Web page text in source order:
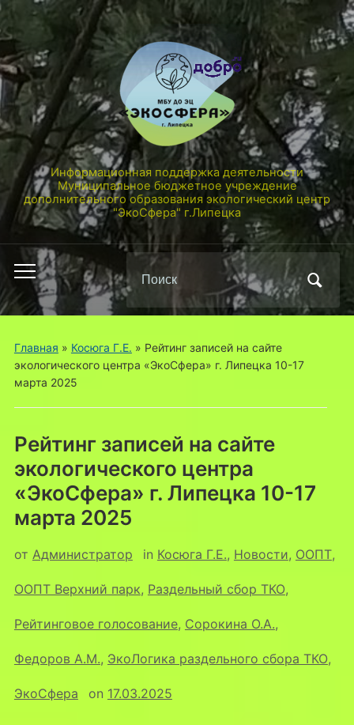
Информационная поддержка деятельности
Муниципальное бюджетное учреждение
дополнительного образования экологический центр
"ЭкоСфера" г.Липецка
Переключить
мобильное
меню
Поиск
по:
Главная » Косюга Г.Е. » Рейтинг записей на сайте
экологического центра «ЭкоСфера» г. Липецка 10-17
марта 2025
Рейтинг записей на сайте
экологического центра
«ЭкоСфера» г. Липецка 10-17
марта 2025
от Администратор in Косюга Г.Е., Новости, ООПТ,
ООПТ Верхний парк, Раздельный сбор ТКО,
Рейтинговое голосование, Сорокина О.А.,
Федоров А.М., ЭкоЛогика раздельного сбора ТКО,
ЭкоСфера on 17.03.2025